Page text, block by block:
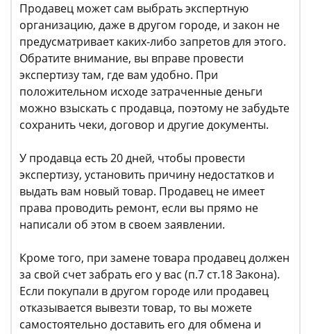
Продавец может сам выбрать экспертную
организацию, даже в другом городе, и закон не
предусматривает каких-либо запретов для этого.
Обратите внимание, вы вправе провести
экспертизу там, где вам удобно. При
положительном исходе затраченные деньги
можно взыскать с продавца, поэтому не забудьте
сохранить чеки, договор и другие документы.
У продавца есть 20 дней, чтобы провести
экспертизу, установить причину недостатков и
выдать вам новый товар. Продавец не имеет
права проводить ремонт, если вы прямо не
написали об этом в своем заявлении.
Кроме того, при замене товара продавец должен
за свой счет забрать его у вас (п.7 ст.18 Закона).
Если покупали в другом городе или продавец
отказывается вывезти товар, то вы можете
самостоятельно доставить его для обмена и